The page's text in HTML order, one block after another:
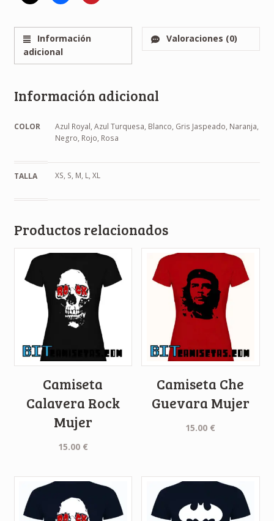
Información
adicional
Valoraciones (0)
Información adicional
COLOR
Azul Royal, Azul Turquesa, Blanco, Gris Jaspeado, Naranja,
Negro, Rojo, Rosa
TALLA XS, S, M, L, XL
Productos relacionados
Camiseta
Calavera Rock
Mujer
15.00 €
Camiseta Che
Guevara Mujer
15.00 €